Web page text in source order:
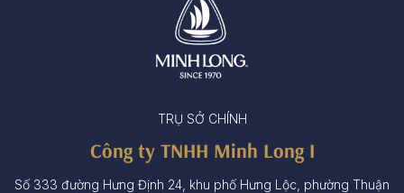
TRỤ SỞ CHÍNH
Công ty TNHH Minh Long I
Số 333 đường Hưng Định 24, khu phố Hưng Lộc, phường Thuận